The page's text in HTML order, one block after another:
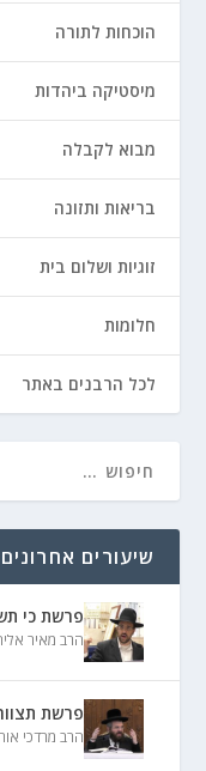
הוכחות לתורה
מיסטיקה ביהדות
מבוא לקבלה
בריאות ותזונה
זוגיות ושלום בית
חלומות
לכל הרבנים באתר
שיעורים אחרונים
פרשת כי
הרב מאיר
פרשת
הרב מרדכי